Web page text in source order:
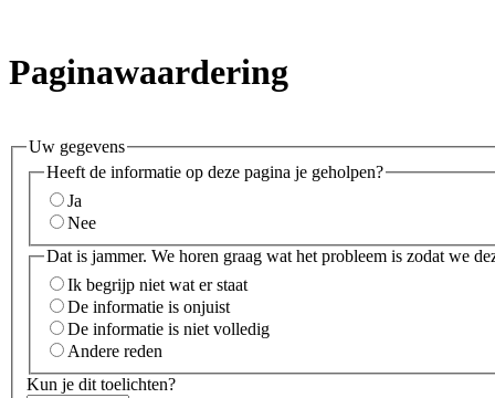
Paginawaardering
Uw gegevens
Heeft de informatie op deze pagina je geholpen?
Ja
Nee
Dat is jammer. We horen graag wat het probleem is zodat we
Ik begrijp niet wat er staat
De informatie is onjuist
De informatie is niet volledig
Andere reden
Kun je dit toelichten?